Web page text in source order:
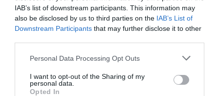
IAB’s list of downstream participants. This information may
also be disclosed by us to third parties on the IAB’s List of
Downstream Participants that may further disclose it to other
Personal Data Processing Opt Outs
I want to opt-out of the Sharing of my
personal data.
Opted In
v případě zahájení a trvání soudního, správního
nebo jiného řízení, ve kterém jsou řešena práva
nebo povinnosti Provozovatele ve vztahu k
příslušnému Subjektu údajů, neskončí doba
zpracování osobních údajů
pro účel podle písm. C) výše před skončením
takového řízení,
k účelu zasílání obchodních sdělení podle písm.